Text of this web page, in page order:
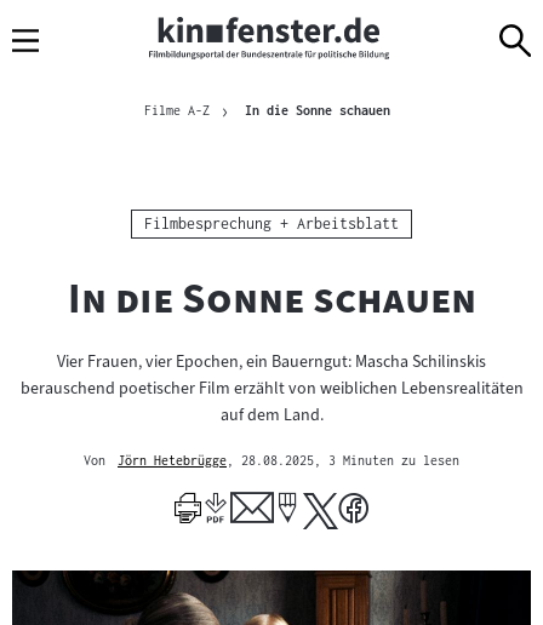
Navigation
zum
zur
Brotkrümelnavigation
Filme A-Z In die Sonne schauenAktuelle Seite
Kategorie:
Filmbesprechung + Arbeitsblatt
"
In die Sonne schauen
Vier Frauen, vier Epochen, ein Bauerngut: Mascha Schilinskis
berauschend poetischer Film erzählt von weiblichen Lebensrealitäten
auf dem Land.
Von
Jörn Hetebrügge
zum
Author
, 28.08.2025 , 3 Minuten zu lesen